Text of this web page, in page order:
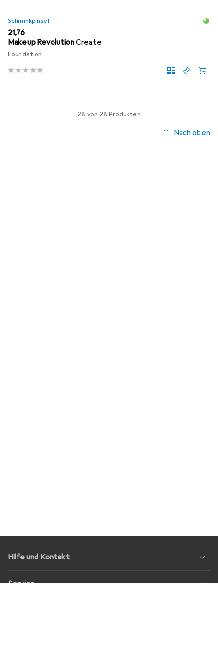
Schminkpinsel
EUR
21,76
Makeup RevolutionCreate
Foundation
28 von 28 Produkten
Nach oben
Hilfe und Kontakt
Service